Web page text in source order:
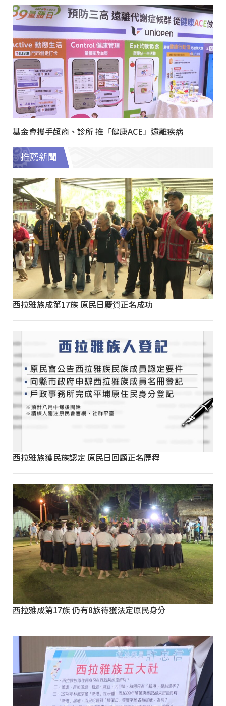
基金會攜手超商、診所 推「健康ACE」遠離疾病
推薦新聞
西拉雅族成第17族 原民日慶賀正名成功
西拉雅族獲民族認定 原民日回顧正名歷程
西拉雅成第17族 仍有8族待獲法定原民身分